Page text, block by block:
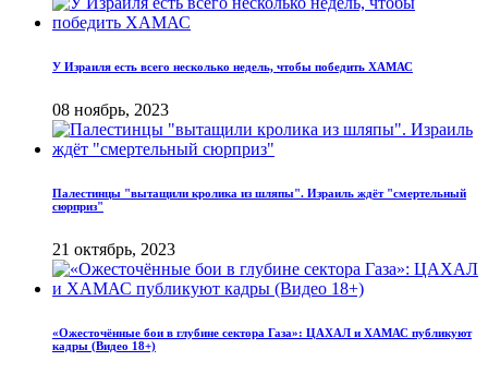
У Израиля есть всего несколько недель, чтобы победить ХАМАС
08 ноябрь, 2023
Палестинцы "вытащили кролика из шляпы". Израиль ждёт "смертельный
сюрприз"
21 октябрь, 2023
«Ожесточённые бои в глубине сектора Газа»: ЦАХАЛ и ХАМАС публикуют
кадры (Видео 18+)